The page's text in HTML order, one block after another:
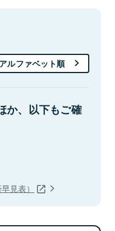
アルファベット順
か、以下もご確
見表）